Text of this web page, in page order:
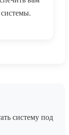
систему под